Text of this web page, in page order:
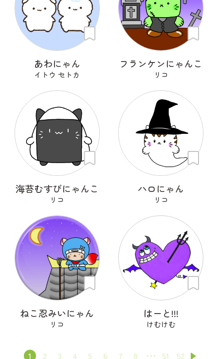
あわにゃん
イトウ セトカ
フランケンにゃんこ
リコ
海苔むすびにゃんこ
リコ
ハロにゃん
リコ
ねこ忍みいにゃん
リコ
はーと!!!
けむけむ
1 2 3 4 5 6 7 8 51 52